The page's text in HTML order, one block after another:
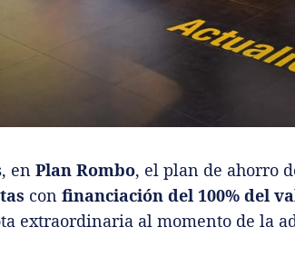
en Plan Rombo, el plan de ahorro
con financiación del 100% del
extraordinaria al momento de la